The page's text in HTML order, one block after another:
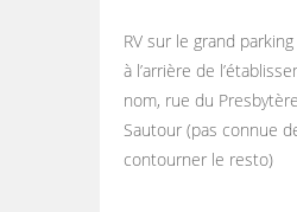
RV sur le grand
à l’arrière de
nom, rue du
Sautour (pas connue
contourner le resto)